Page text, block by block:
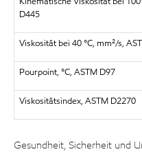
D445
Viskosität bei 40 °C, mm²/s,
Pourpoint, °C, ASTM D97
Viskositätsindex, ASTM D2270
Gesundheit, Sicherheit und